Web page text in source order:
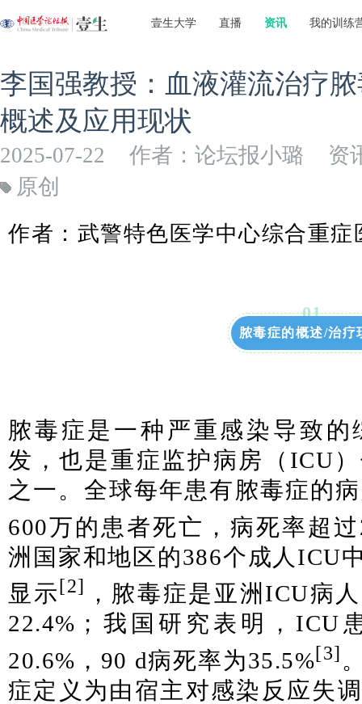
壹生大学 直播 资讯 我的训练
李国强教授：血液灌流治疗
概述及应用现状
2025-07-22 作者：论坛报小璐
资
原创
作者：武警特色医学中心综合重
01
脓毒症的概述/治疗
脓毒症是一种严重感染导致
发，也是重症监护病房（ICU
之一。全球每年患有脓毒症的
600万的患者死亡，病死率超过
洲国家和地区的386个成人ICU
显示 [2]
，脓毒症是亚洲ICU病
22.4%；我国研究表明，ICU
20.6%，90 d病死率为35.5%[3]
症定义为由宿主对感染反应失